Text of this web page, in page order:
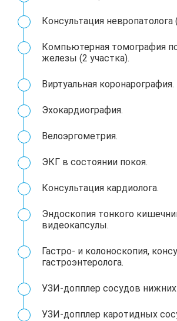
Консультация
Компьютерная томография
железы (2 участка).
Виртуальная коронарография.
Эхокардиография.
Велоэргометрия.
ЭКГ в состоянии покоя.
Консультация кардиолога.
Эндоскопия тонкого
видеокапсулы.
Гастро- и колоноскопия,
гастроэнтеролога.
УЗИ-допплер сосудов нижних
УЗИ-допплер каротидных